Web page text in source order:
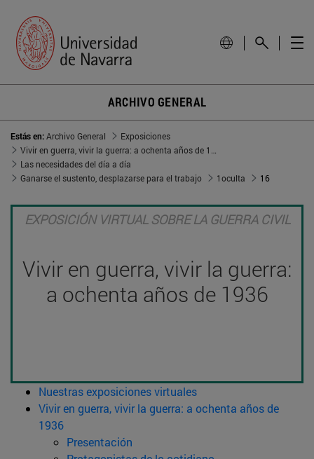
ARCHIVO GENERAL
Estás en:Archivo General
Exposiciones
Las necesidades del día a día
Ganarse el sustento, desplazarse para el trabajo
1oculta 16
EXPOSICIÓN VIRTUAL SOBRE LA GUERRA CIVIL
Vivir en guerra, vivir la guerra:
a ochenta años de 1936
Nuestras exposiciones virtuales
Vivir en guerra, vivir la guerra: a ochenta años de
1936
Presentación